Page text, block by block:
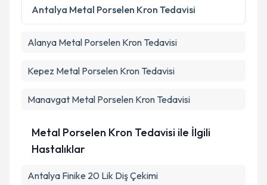
Metni
'ni okudum ve kişisel verilerimin belirtilen
kapsamda işlenmesini kabul ediyorum.
Antalya Metal Porselen Kron Tedavisi
Alanya Metal Porselen Kron Tedavisi
Kepez Metal Porselen Kron Tedavisi
Manavgat Metal Porselen Kron Tedavisi
Metal Porselen Kron Tedavisi ile İlgili
Hastalıklar
Antalya Finike 20 Lik Diş Çekimi